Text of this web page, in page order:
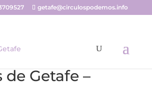
getafe@circulospodemos.info
de Getafe –